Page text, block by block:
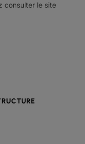
consulter le site